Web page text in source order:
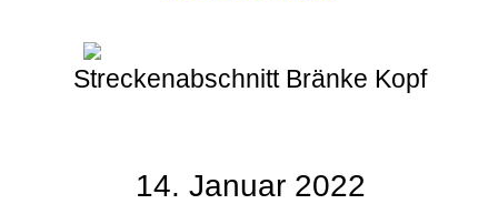
Streckenabschnitt Bränke Kopf
14. Januar 2022